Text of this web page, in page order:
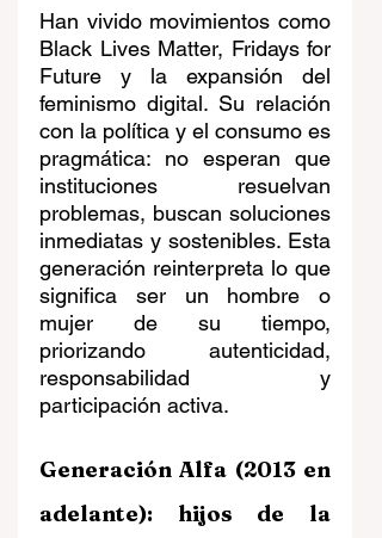
Han vivido movimientos como
Black Lives Matter, Fridays for
Future y la expansión del
feminismo digital. Su relación
con la política y el consumo es
pragmática: no esperan que
instituciones resuelvan
problemas, buscan soluciones
inmediatas y sostenibles. Esta
generación reinterpreta lo que
significa ser un hombre o
mujer de su tiempo,
priorizando autenticidad,
responsabilidad y
participación activa.
Generación Alfa (2013 en
adelante): hijos de la